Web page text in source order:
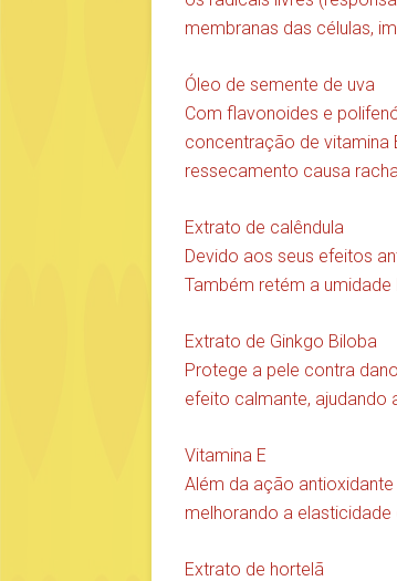
membranas das células,
Óleo de semente de uva
Com flavonoides e
concentração de vitamina
ressecamento causa
Extrato de calêndula
Devido aos seus efeitos
Também retém a
Extrato de Ginkgo Biloba
Protege a pele contra
efeito calmante, ajudando
Vitamina E
Além da ação
melhorando a
Extrato de hortelã